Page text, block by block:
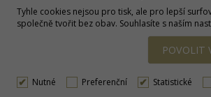
Tyhle cookies nejsou pro tisk, ale pro lepší
společně tvořit bez obav. Souhlasíte s naším
POVOLIT
Nutné Preferenční Statistické